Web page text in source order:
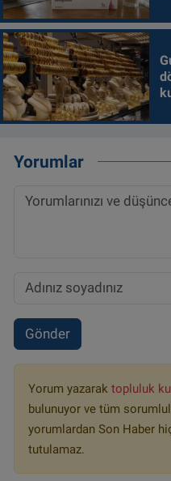
Yorumlar
Gönder
Yorum yazarak topluluk
bulunuyor ve tüm
yorumlardan Son Haber
tutulamaz.